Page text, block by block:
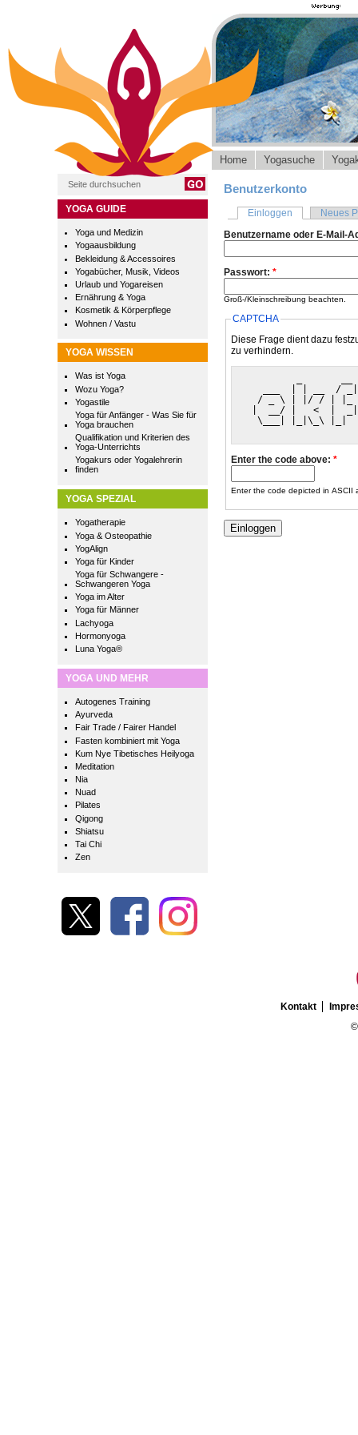
YOGA GUIDE
Yoga und Medizin
Yogaausbildung
Bekleidung & Accessoires
Yogabücher, Musik, Videos
Urlaub und Yogareisen
Ernährung & Yoga
Kosmetik & Körperpflege
Wohnen / Vastu
YOGA WISSEN
Was ist Yoga
Wozu Yoga?
Yogastile
Yoga für Anfänger - Was Sie für
Yoga brauchen
Qualifikation und Kriterien des
Yoga-Unterrichts
Yogakurs oder Yogalehrerin
finden
YOGA SPEZIAL
Yogatherapie
Yoga & Osteopathie
YogAlign
Yoga für Kinder
Yoga für Schwangere -
Schwangeren Yoga
Yoga im Alter
Yoga für Männer
Lachyoga
Hormonyoga
Luna Yoga®
YOGA UND MEHR
Autogenes Training
Ayurveda
Fair Trade / Fairer Handel
Fasten kombiniert mit Yoga
Kum Nye Tibetisches Heilyoga
Meditation
Nia
Nuad
Pilates
Qigong
Shiatsu
Tai Chi
Zen
Home Yogasuche
Benutzerkonto
Einloggen
Neues
Benutzername oder E-Mail-
Passwort: *
Groß-/Kleinschreibung beachten.
CAPTCHA
Diese Frage dient dazu
zu verhindern.
___  | | __  /
/ _ \ | |/ / |
|  __/ |   <  |
\___| |_|\_\ |_|
Enter the code above: *
Enter the code depicted in ASCII
Kontakt
©